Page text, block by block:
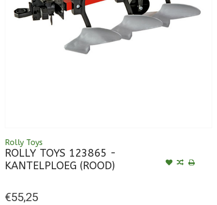
Rolly Toys
ROLLY TOYS 123865 -
KANTELPLOEG (ROOD)
€55,25